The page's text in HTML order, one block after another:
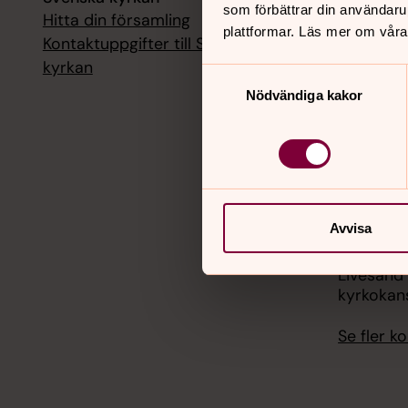
som förbättrar din
plattformar. Läs mer om
Nödvändiga kakor
Avvisa
Hitta din församling
Kontaktuppgifter till Svenska
kyrkan
1
Se fler